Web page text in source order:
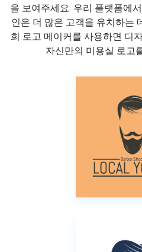
을 보여주세요. 우리 플랫폼에
인은 더 많은 고객을 유치하는
희 로고 메이커를 사용하면 디
자신만의 미용실 로고